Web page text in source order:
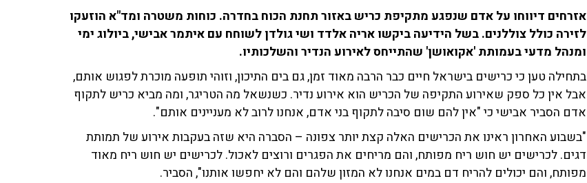
אזרחים דיווחו על אדם שנפגע מתקיפת כריש באזור תחנת הכוח בחדרה. כוחות משטרה ומד"א הוזעקו
לזירה כולל צוללנים. בשל הידיעה ביקשו אריה אלדד ושי גולדן לשוחח עם איתמר אבישי, ביולוג ימי
ומנהל מדעי בעמותת 'אקואושן' שהתייחס לאירוע הנדיר והשלכותיו.
בתחילה טען כי כרישים בישראל חיים כבר הרבה מאוד זמן, גם בים התיכון, וזוהי תופעה מוכרת לפגוש אותם,
אבל אין כל ספק שאירוע התקיפה של הכריש הוא אירוע נדיר. כשנשאל מה הטריגר, ומה מביא כריש לתקוף
אדם הסביר אבישי כי "אין להם שום סיבה לתקוף בני אדם, אנחנו לרוב לא מעניינים אותם".
"בשבוע האחרון ראינו את הכרישים האלה קצת יותר צפונה – הסברה היא שזה בעקבות אירוע של תמותת
דגים. לכרישים יש חוש ריח מפותח, והם מריחים את הפגרים ורוצים לאכול. לכרישים יש חוש ריח מאוד
מפותח, והם יכולים להריח דם במים אנחנו לא המזון שלהם והם לא יחפשו אותנו", הסביר.